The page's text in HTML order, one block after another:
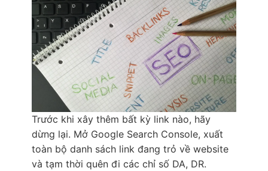
Trước khi xây thêm bất kỳ link nào, hãy
dừng lại. Mở Google Search Console, xuất
toàn bộ danh sách link đang trỏ về website
và tạm thời quên đi các chỉ số DA, DR.